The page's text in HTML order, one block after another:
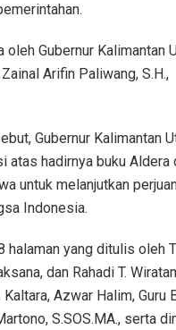
oleh Gubernur Kalimantan
Arifin Paliwang, S.H.,
Gubernur Kalimantan
atas hadirnya buku Aldera
untuk melanjutkan
Indonesia.
halaman yang ditulis oleh
dan Rahadi T.
Azwar Halim, Guru
S.SOS.MA., serta